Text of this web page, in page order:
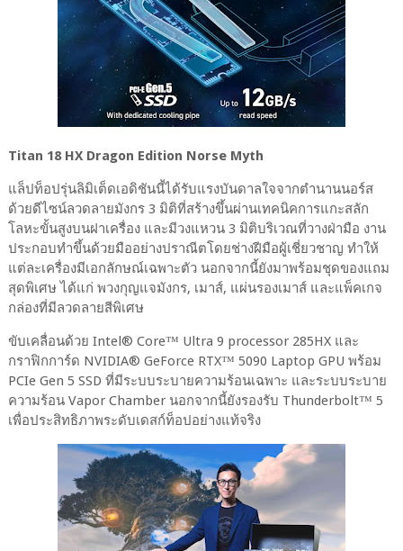
Titan 18 HX Dragon Edition Norse Myth
แล็ปท็อปรุ่นลิมิเต็ดเอดิชันนี้ได้รับแรงบันดาลใจจากตำนานนอร์ส
ด้วยดีไซน์ลวดลายมังกร 3 มิติที่สร้างขึ้นผ่านเทคนิคการแกะสลัก
โลหะขั้นสูงบนฝาเครื่อง และมีวงแหวน 3 มิติบริเวณที่วางฝ่ามือ งาน
ประกอบทำขึ้นด้วยมืออย่างปราณีตโดยช่างฝีมือผู้เชี่ยวชาญ ทำให้
แต่ละเครื่องมีเอกลักษณ์เฉพาะตัว นอกจากนี้ยังมาพร้อมชุดของแถม
สุดพิเศษ ได้แก่ พวงกุญแจมังกร, เมาส์, แผ่นรองเมาส์ และแพ็คเกจ
กล่องที่มีลวดลายสีพิเศษ
ขับเคลื่อนด้วย Intel® Core™ Ultra 9 processor 285HX และ
กราฟิกการ์ด NVIDIA® GeForce RTX™ 5090 Laptop GPU พร้อม
PCIe Gen 5 SSD ที่มีระบบระบายความร้อนเฉพาะ และระบบระบาย
ความร้อน Vapor Chamber นอกจากนี้ยังรองรับ Thunderbolt™ 5
เพื่อประสิทธิภาพระดับเดสก์ท็อปอย่างแท้จริง